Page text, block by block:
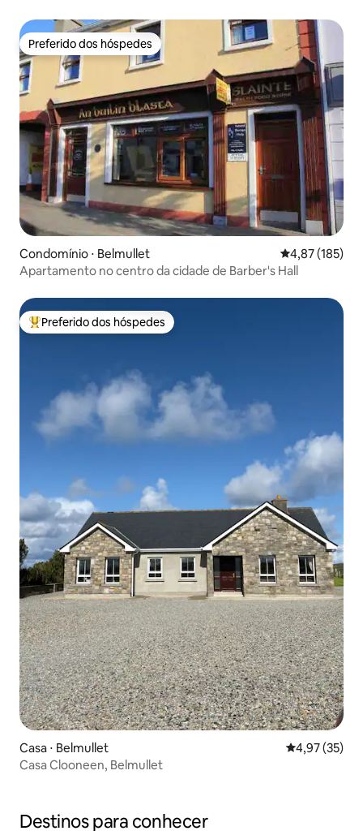
Preferido dos hóspedes
Preferido dos hóspedes
Condomínio ⋅ Belmullet 4,87 de uma
4,87 (185)
Apartamento no centro da cidade de Barber's Hall
Entre os melhores preferidos dos hóspedes
Preferido dos hóspedes
Casa ⋅ Belmullet 4,97 de uma
4,97 (35)
Casa Clooneen, Belmullet
Destinos para conhecer